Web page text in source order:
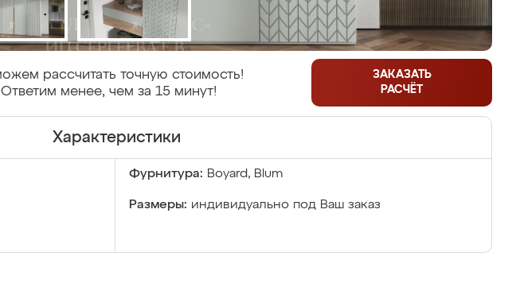
рассчитать точную стоимость!
Ответим менее, чем за 15 минут!
ЗАКАЗАТЬ
РАСЧЁТ
Характеристики
Фурнитура: Boyard, Blum
Размеры: индивидуально под Ваш заказ